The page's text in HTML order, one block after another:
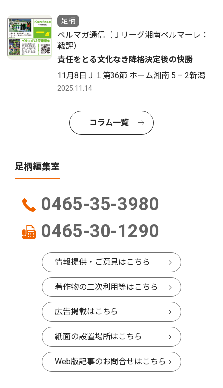
足柄
ベルマガ通信（Ｊリーグ湘南ベルマーレ：
戦評）
責任をとる文化なき降格決定後の快勝
11月8日Ｊ１第36節 ホーム湘南 5 – 2新潟
2025.11.14
コラム一覧
足柄編集室
0465-35-3980
0465-30-1290
情報提供・ご意見はこちら
著作物の二次利用等はこちら
広告掲載はこちら
紙面の設置場所はこちら
Web版記事のお問合せはこちら